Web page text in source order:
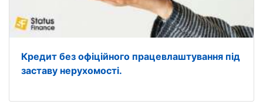
Кредит без офіційного працевлаштування під
заставу нерухомості.